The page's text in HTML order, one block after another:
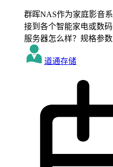
群晖NAS作为家庭影音
接到各个智能家电或数
服务器怎么样？规格参
道通存储